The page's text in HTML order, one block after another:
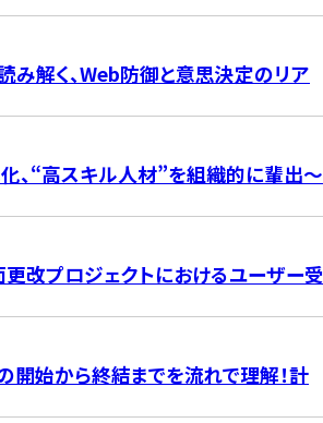
解く、Web防御と意思決定のリア
“高スキル人材”を組織的に輩出～
改プロジェクトにおけるユーザー受
開始から終結までを流れで理解！計